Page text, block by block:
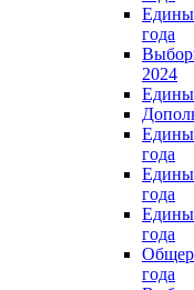
года
2024
года
года
года
года